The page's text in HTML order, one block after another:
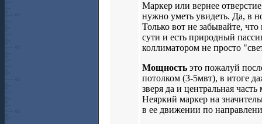
Маркер или вернее
нужно уметь увидеть. Да, в
Только вот не забывайте,
сути и есть природный
коллиматором не просто
Мощность это пожалуй
потолком (3-5мвт), в итоге
зверя да и центральная
Неяркий маркер на
в ее движении по